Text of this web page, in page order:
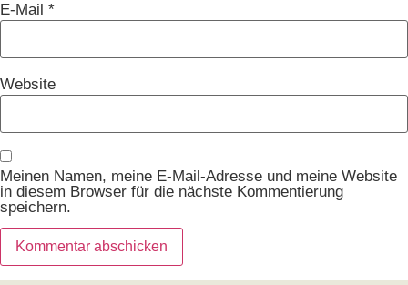
E-Mail *
Website
Meinen Namen, meine E-Mail-Adresse und meine Website
in diesem Browser für die nächste Kommentierung
speichern.